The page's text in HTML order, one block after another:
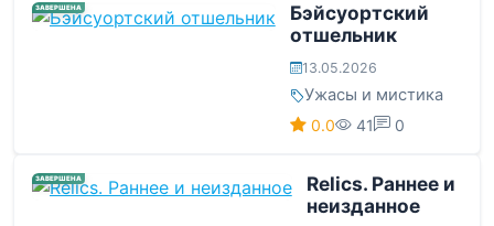
ЗАВЕРШЕНА
Бэйсуортский
отшельник
13.05.2026
Ужасы и мистика
0.0 41 0
ЗАВЕРШЕНА
Relics. Раннее и
неизданное